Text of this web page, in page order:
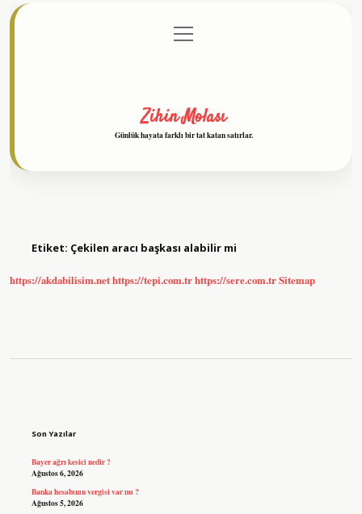
Gizlilik Politikası
menüyü
aç
Zihin Molası
Günlük hayata farklı bir tat katan satırlar.
Etiket: Çekilen aracı başkası alabilir mi
https://akdabilisim.nethttps://tepi.com.trhttps://sere.com.trSitemap
Son Yazılar
Bayer ağrı kesici nedir ?
Ağustos 6, 2026
Banka hesabının vergisi var mı ?
Ağustos 5, 2026